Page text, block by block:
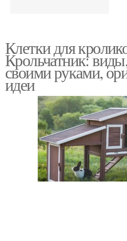
Клетки для
Крольчатник:
своими руками,
идеи